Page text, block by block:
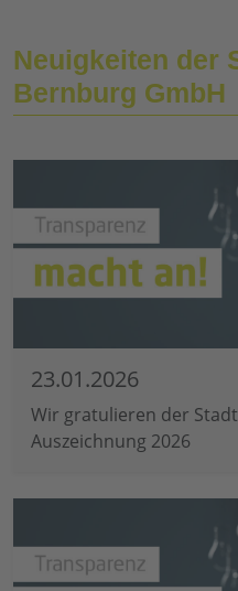
Neuigkeiten der
Bernburg GmbH
23.01.2026
Wir gratulieren der
Auszeichnung 2026